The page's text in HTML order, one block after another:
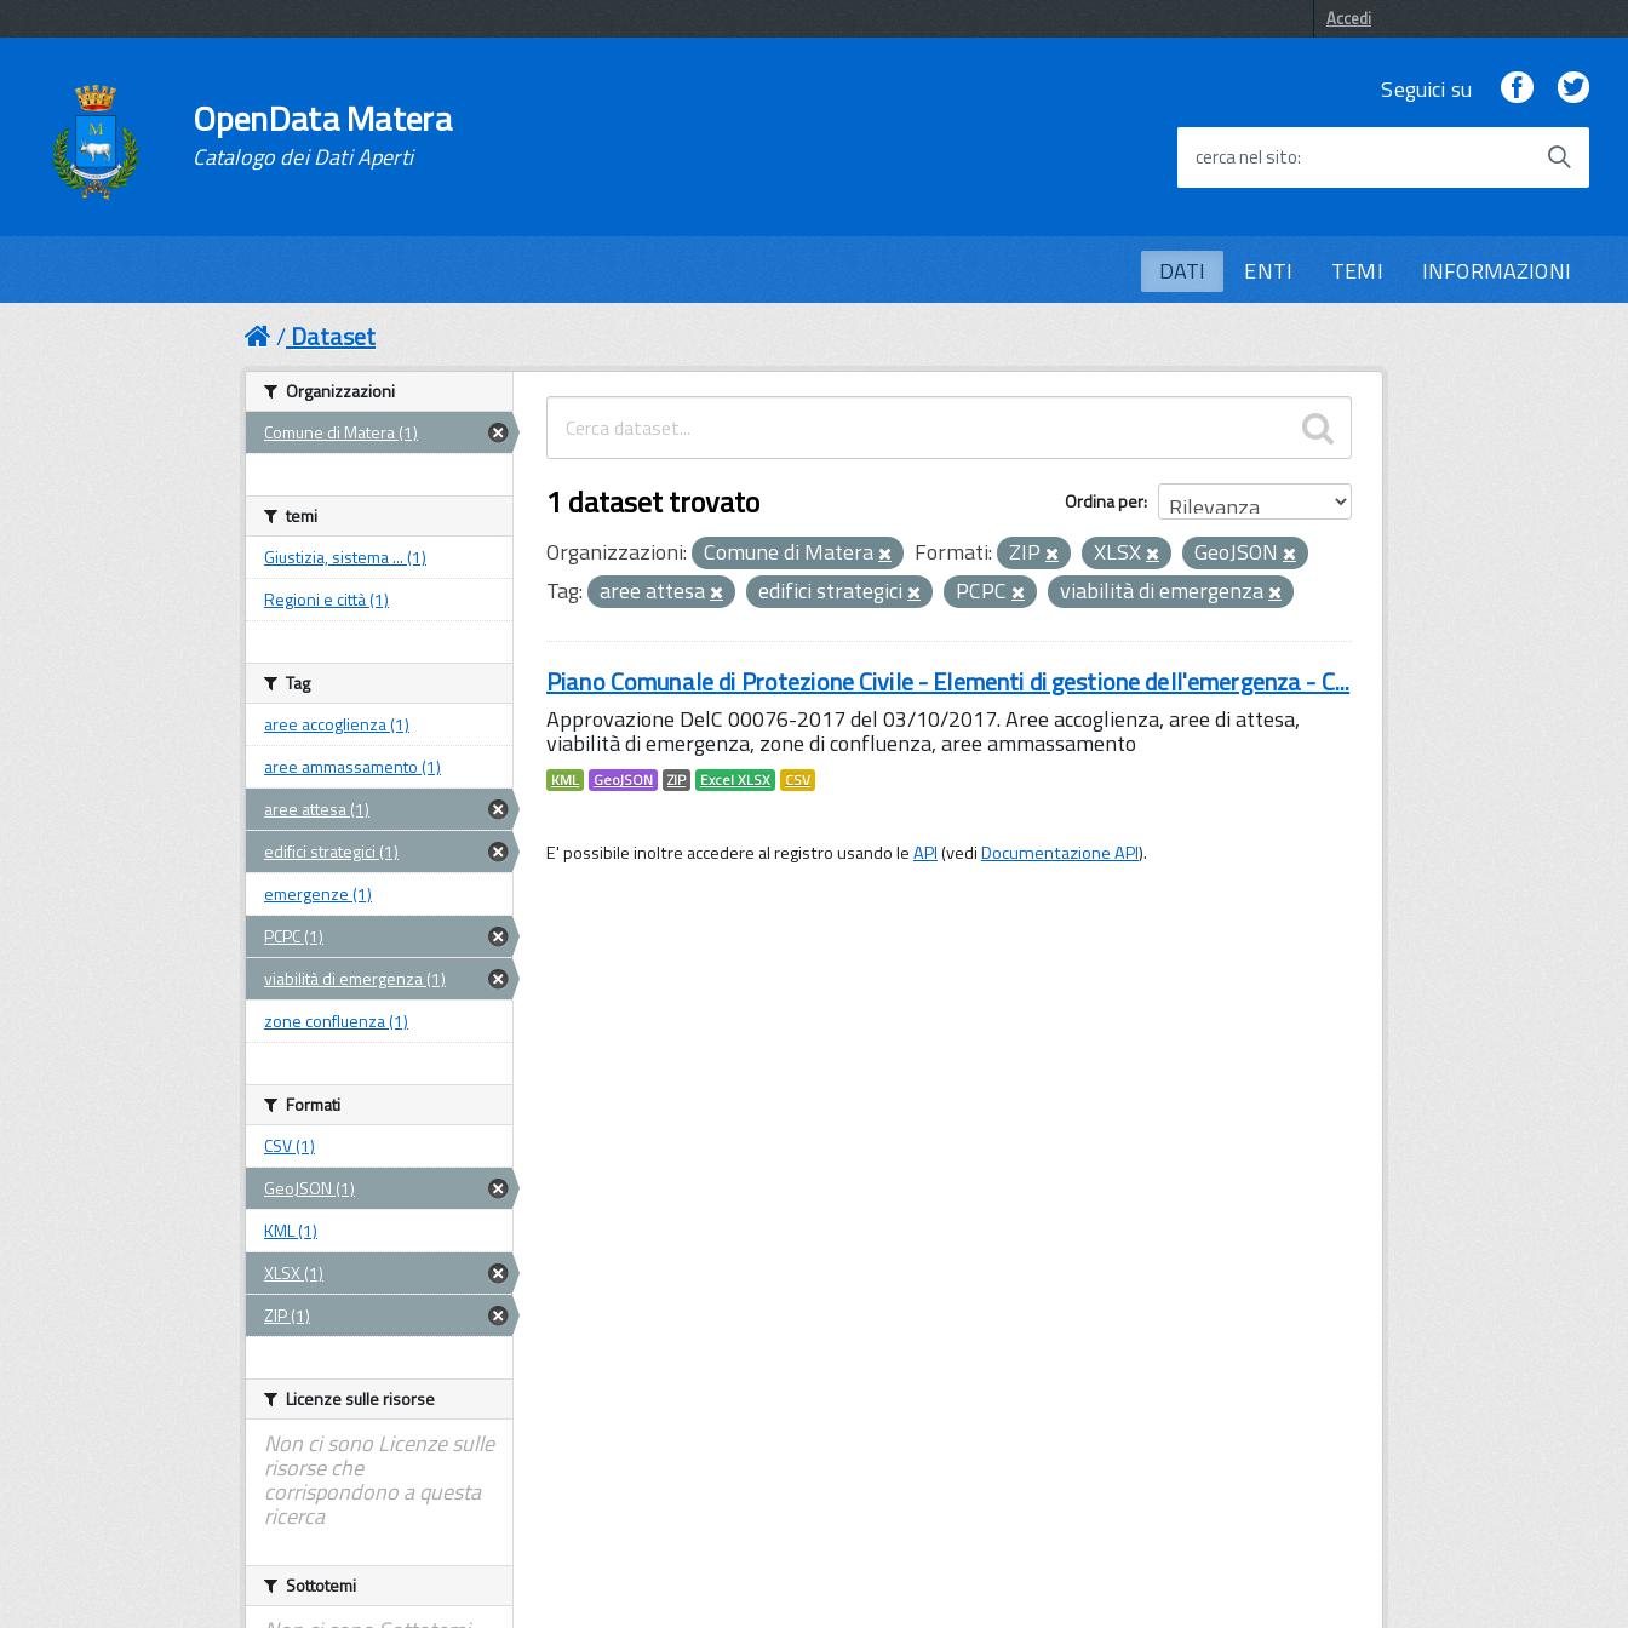
Accedi
OpenData Matera
Catalogo dei Dati Aperti
Seguici su Facebook
cerca nel sito
DATI ENTI TEMI INFORMAZIONI
Dataset
Ordina per
1 dataset trovato
Organizzazioni: Comune di Matera Formati: ZIP XLSX
GeoJSON
Tag: aree attesa edifici strategici PCPC viabilità di emergenza
Piano Comunale di Protezione Civile - Elementi di gestione dell'emergenza - C...
Approvazione DelC 00076-2017 del 03/10/2017. Aree accoglienza, aree di attesa,
viabilità di emergenza, zone di confluenza, aree ammassamento
KML GeoJSON ZIP Excel XLSX CSV
E' possibile inoltre accedere al registro usando leAPI(vediDocumentazione API).
Organizzazioni
Comune di Matera (1)
temi
Giustizia, sistema ... (1)
Regioni e città (1)
Tag
aree accoglienza (1)
aree ammassamento (1)
aree attesa (1)
edifici strategici (1)
emergenze (1)
PCPC (1)
viabilità di emergenza (1)
zone confluenza (1)
Formati
CSV (1)
GeoJSON (1)
KML (1)
XLSX (1)
ZIP (1)
Licenze sulle risorse
Non ci sono Licenze sulle
risorse che
corrispondono a questa
ricerca
Sottotemi